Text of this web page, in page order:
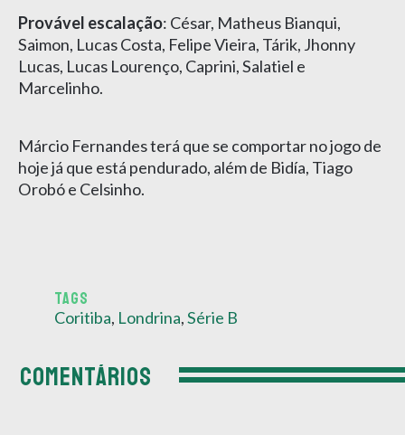
Provável escalação: César, Matheus Bianqui,
Saimon, Lucas Costa, Felipe Vieira, Tárik, Jhonny
Lucas, Lucas Lourenço, Caprini, Salatiel e
Marcelinho.
Márcio Fernandes terá que se comportar no jogo de
hoje já que está pendurado, além de Bidía, Tiago
Orobó e Celsinho.
TAGS
Coritiba, Londrina,Série B
COMENTÁRIOS